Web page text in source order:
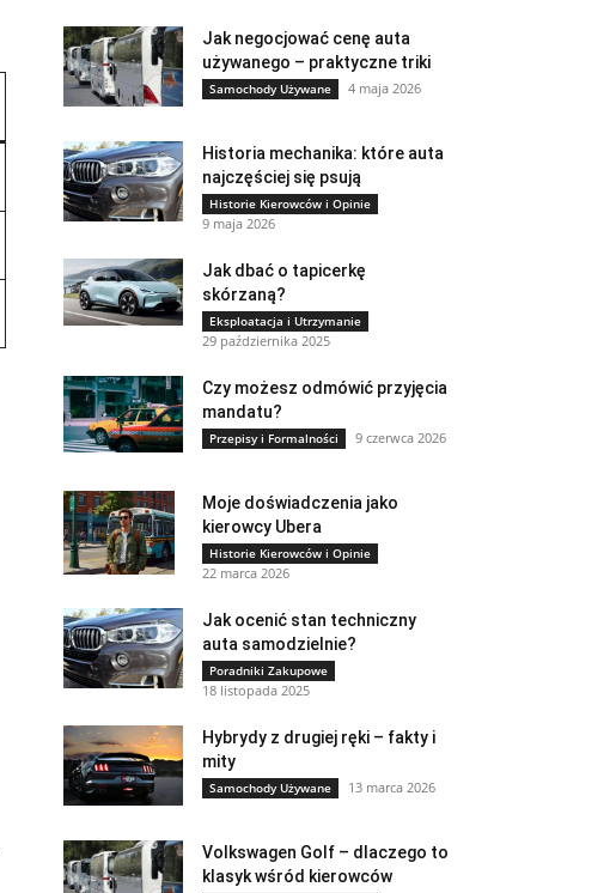
Jak negocjować cenę auta
używanego – praktyczne triki
Samochody Używane 4 maja 2026
Historia mechanika: które auta
najczęściej się psują
Historie Kierowców i Opinie
9 maja 2026
Jak dbać o tapicerkę
skórzaną?
Eksploatacja i Utrzymanie
29 października 2025
Czy możesz odmówić przyjęcia
mandatu?
Przepisy i Formalności 9 czerwca 2026
Moje doświadczenia jako
kierowcy Ubera
Historie Kierowców i Opinie
22 marca 2026
Jak ocenić stan techniczny
auta samodzielnie?
Poradniki Zakupowe
18 listopada 2025
Hybrydy z drugiej ręki – fakty i
mity
Samochody Używane 13 marca 2026
Volkswagen Golf – dlaczego to
klasyk wśród kierowców